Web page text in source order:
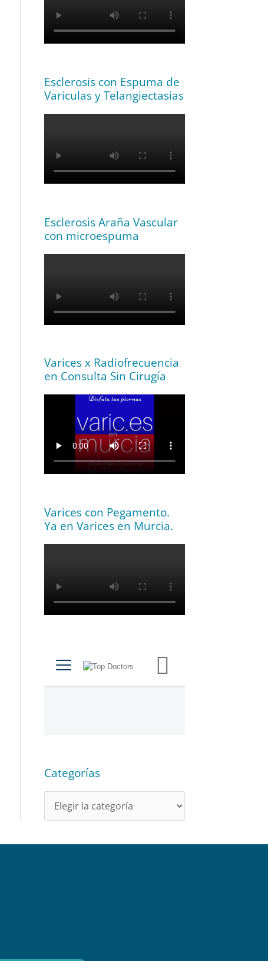
Esclerosis con Espuma de
Variculas y Telangiectasias
Esclerosis Araña Vascular
con microespuma
Varices x Radiofrecuencia
en Consulta Sin Cirugía
Varices con Pegamento.
Ya en Varices en Murcia.
Categorías